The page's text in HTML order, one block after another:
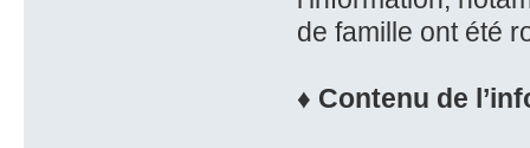
de famille ont été
♦ Contenu de